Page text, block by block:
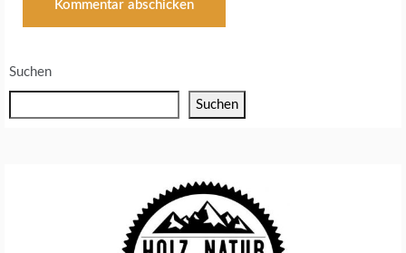
Suchen
Suchen